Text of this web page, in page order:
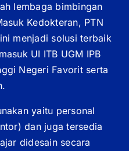
lembaga bimbingan
Kedokteran, PTN
menjadi solusi terbaik
UI ITB UGM IPB
Negeri Favorit serta
yaitu personal
dan juga tersedia
didesain secara